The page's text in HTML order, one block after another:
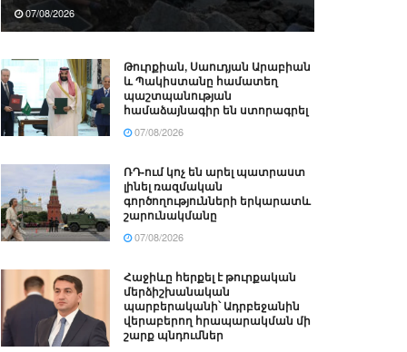
07/08/2026
Թուրքիան, Սաուդյան Արաբիան
և Պակիստանը համատեղ
պաշտպանության
համաձայնագիր են ստորագրել
07/08/2026
ՌԴ-ում կոչ են արել պատրաստ
լինել ռազմական
գործողությունների երկարատև
շարունակմանը
07/08/2026
Հաջիևը հերքել է թուրքական
մերձիշխանական
պարբերականի՝ Ադրբեջանին
վերաբերող հրապարակման մի
շարք պնդումներ